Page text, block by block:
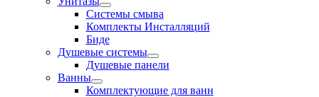
Системы смыва
Комплекты Инсталляций
Биде
Душевые системы
Душевые панели
Ванны
Комплектующие для ванн